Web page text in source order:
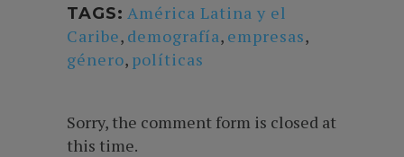
TAGS: América Latina y el
Caribe, demografía, empresas,
género, políticas
Sorry, the comment form is closed at
this time.